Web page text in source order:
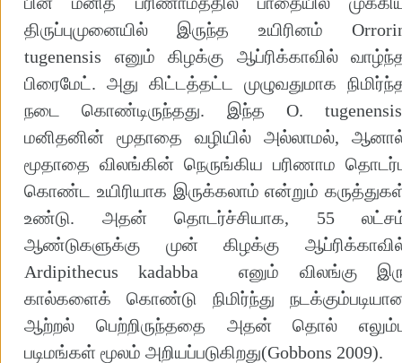
திருப்புமுனையில் இருந்த உயிரினம்
tugenensis எனும் கிழக்கு ஆப்ரிக்காவில்
பிரைமேட். அது கிட்டத்தட்ட முழுவதுமாக
நடை கொண்டிருந்தது. இந்த O.
மனிதனின் மூதாதை வழியில் அல்லாமல்,
மூதாதை விலங்கின் நெருங்கிய பரிணாம
கொண்ட உயிரியாக இருக்கலாம் என்றும்
உண்டு. அதன் தொடர்ச்சியாக, 55
ஆண்டுகளுக்கு முன் கிழக்கு
Ardipithecus kadabba எனும் விலங்கு
கால்களைக் கொண்டு நிமிர்ந்து
ஆற்றல் பெற்றிருந்ததை அதன் தொல்
படிமங்கள் மூலம் அறியப்படுகிறது(Gobbons 2009).